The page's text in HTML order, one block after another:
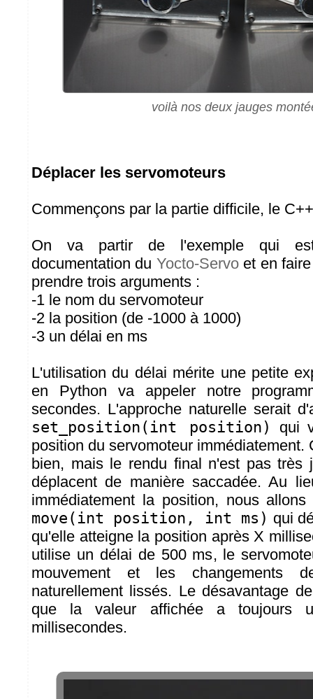
voilà nos deux jauges
Déplacer les servomoteurs
Commençons par la partie difficile, le
On va partir de l'exemple qui
documentation du Yocto-Servoet en faire
prendre trois arguments :
-1 le nom du servomoteur
-2 la position (de -1000 à 1000)
-3 un délai en ms
L'utilisation du délai mérite une petite
en Python va appeler notre
secondes. L'approche naturelle serait
set_position(int position)
qui
position du servomoteur immédiatement.
bien, mais le rendu final n'est pas très
déplacent de manière saccadée. Au
immédiatement la position, nous
move(int position, int ms) qui
qu'elle atteigne la position après X
utilise un délai de 500 ms, le
mouvement et les changements
naturellement lissés. Le désavantage
que la valeur affichée a toujours
millisecondes.